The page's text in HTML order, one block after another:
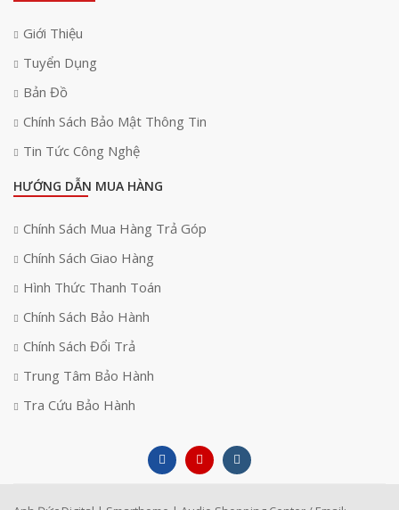
Giới Thiệu
Tuyển Dụng
Bản Đồ
Chính Sách Bảo Mật Thông Tin
Tin Tức Công Nghệ
HƯỚNG DẪN MUA HÀNG
Chính Sách Mua Hàng Trả Góp
Chính Sách Giao Hàng
Hình Thức Thanh Toán
Chính Sách Bảo Hành
Chính Sách Đổi Trả
Trung Tâm Bảo Hành
Tra Cứu Bảo Hành